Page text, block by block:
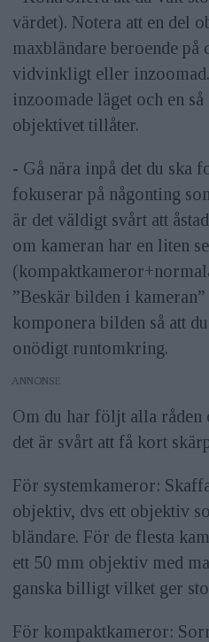
värdet). Notera att en del
maxbländare beroende
vidvinkligt eller
inzoomade läget och en
objektivet tillåter.
- Gå nära inpå det du ska
fokuserar på någonting
är det väldigt svårt att
om kameran har en liten
”Beskär bilden i
komponera bilden så att
onödigt runtomkring.
ANNONS
Om du har följt alla råden
det är svårt att få kort
För systemkameror:
objektiv, dvs ett objektiv
bländare. För de flesta
ett 50 mm objektiv med
ganska billigt vilket ger
För kompaktkameror: